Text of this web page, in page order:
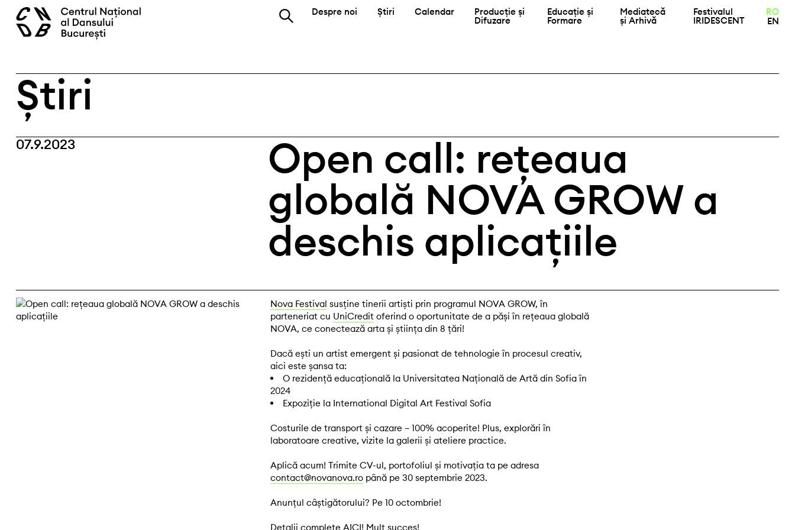
content
caută Despre noi Știri Calendar Producție și
Difuzare
Educație și
Formare
Mediatecă
și Arhivă
Festivalul
IRIDESCENT
RO
EN
Știri
07.9.2023
Open call: rețeaua
globală NOVA GROW a
deschis aplicațiile
Nova Festival susține tinerii artiști prin programul NOVA GROW, în
parteneriat cu UniCreditoferind o oportunitate de a păși în rețeaua globală
NOVA, ce conectează arta și știința din 8 țări!
Dacă ești un artist emergent și pasionat de tehnologie în procesul creativ,
aici este șansa ta:
O rezidență educațională la Universitatea Națională de Artă din Sofia în
2024
Expoziție la International Digital Art Festival Sofia
Costurile de transport și cazare – 100% acoperite! Plus, explorări în
laboratoare creative, vizite la galerii și ateliere practice.
Aplică acum! Trimite CV-ul, portofoliul și motivația ta pe adresa
contact@novanova.ropână pe 30 septembrie 2023.
Anunțul câștigătorului? Pe 10 octombrie!
Detalii complete AICI! Mult succes!